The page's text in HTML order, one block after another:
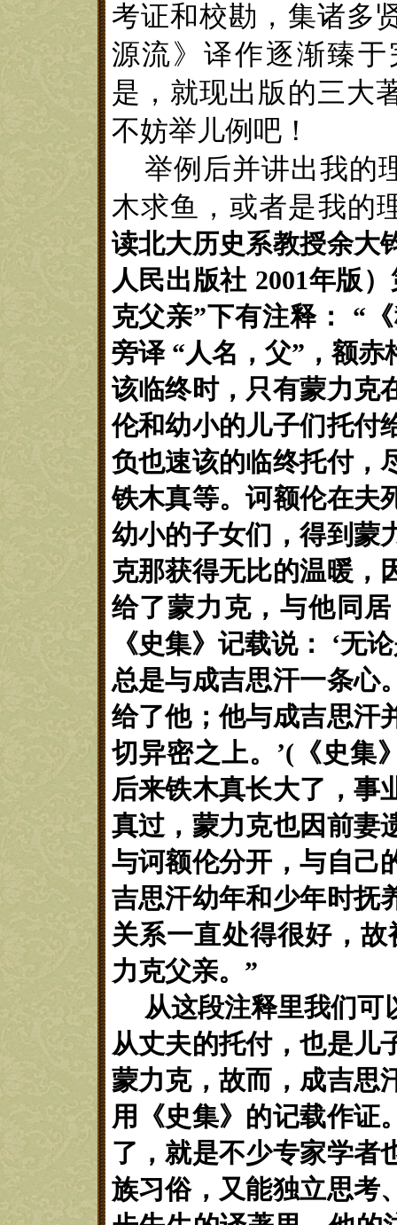
考证和校勘，集诸多
源流》译作逐渐臻
是，就现出版的三大
不妨举儿例吧！
举例后并讲出我的
木求鱼， 或者是我的
读北大历史系教授余大
人民出版社 2001年版）
克父亲”下有注释：
“
旁译 “人名，父” ，额
该临终时，只有蒙力克
伦和幼小的儿子们托付
负也速该的临终托付，
铁木真等。诃额伦在夫
幼小的子女们，得到蒙
克那获得无比的温暖，
给了蒙力克，与他同
《史集》 记载说： ‘无
总是与成吉思汗一条心
给了他；他与成吉思汗
切异密之上。 ’( 《史集
后来铁木真长大了，事
真过，蒙力克也因前妻
与诃额伦分开，与自己
吉思汗幼年和少年时抚
关系一直处得很好，
力克父亲。”
从这段注释里我们可
从丈夫的托付，也是儿
蒙力克，故而，成吉思
用《史集》的记载作证
了，就是不少专家学者
族习俗，又能独立思考